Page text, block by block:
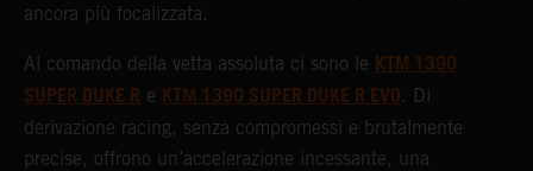
ancora più focalizzata.
Al comando della vetta assoluta ci sono le KTM 1390
SUPER DUKE R e KTM 1390 SUPER DUKE R EVO. Di
derivazione racing, senza compromessi e brutalmente
precise, offrono un’accelerazione incessante, una